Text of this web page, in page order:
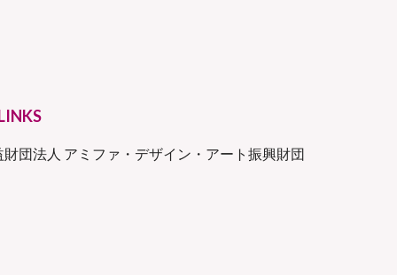
財団法人 アミファ・デザイン・アート振興財団